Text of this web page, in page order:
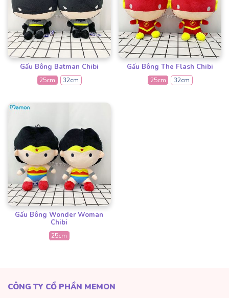
Gấu Bông Batman Chibi
25cm 32cm
Gấu Bông The Flash Chibi
25cm 32cm
Gấu Bông Wonder Woman
Chibi
25cm
CÔNG TY CỔ PHẦN MEMON